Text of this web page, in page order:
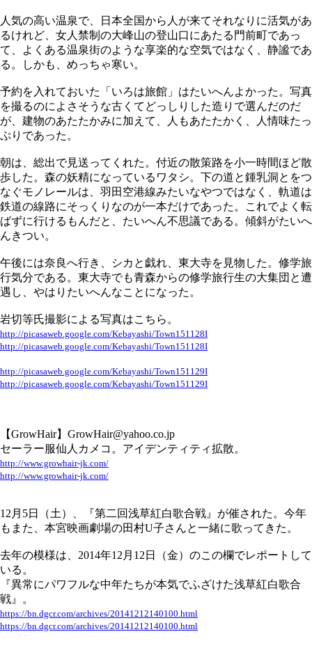
人気の高い温泉で、日本全国から人が来てそれなりに活気があ
るけれど、女人禁制の大峰山の登山口にあたる門前町であっ
て、よくある温泉街のような享楽的な空気ではなく、静謐であ
る。しかも、めっちゃ寒い。
予約を入れておいた「いろは旅館」はたいへんよかった。写真
を撮るのによさそうな古くてどっしりした造りで選んだのだ
が、建物のあたたかみに加えて、人もあたたかく、人情味たっ
ぷりであった。
朝は、総出で見送ってくれた。付近の散策路を小一時間ほど散
歩した。森の妖精になっているワタシ。下の道と鍾乳洞とをつ
なぐモノレールは、羽田空港線みたいなやつではなく、軌道は
鉄道の線路にそっくりなのが一本だけであった。これでよく転
ばずに行けるもんだと、たいへん不思議である。傾斜がたいへ
んきつい。
午後には奈良へ行き、シカと戯れ、東大寺を見物した。修学旅
行気分である。東大寺でも青森からの修学旅行生の大集団と遭
遇し、やはりたいへんなことになった。
岩切等氏撮影による写真はこちら。
http://picasaweb.google.com/Kebayashi/Town151128I
http://picasaweb.google.com/Kebayashi/Town151128I
http://picasaweb.google.com/Kebayashi/Town151129I
http://picasaweb.google.com/Kebayashi/Town151129I
【GrowHair】GrowHair@yahoo.co.jp
セーラー服仙人カメコ。アイデンティティ拡散。
http://www.growhair-jk.com/
http://www.growhair-jk.com/
12月5日（土）、『第二回浅草紅白歌合戦』が催された。今年
もまた、本宮映画劇場の田村U子さんと一緒に歌ってきた。
去年の模様は、2014年12月12日（金）のこの欄でレポートして
いる。
『異常にパワフルな中年たちが本気でふざけた浅草紅白歌合
戦』。
https://bn.dgcr.com/archives/20141212140100.html
https://bn.dgcr.com/archives/20141212140100.html